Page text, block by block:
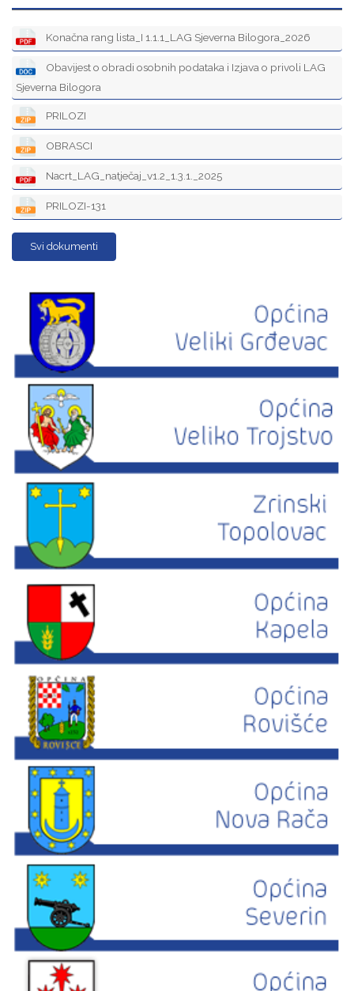
Konačna rang lista_I 1.1.1_LAG Sjeverna Bilogora_2026
Obavijest o obradi osobnih podataka i Izjava o privoli LAG
Sjeverna Bilogora
PRILOZI
OBRASCI
Nacrt_LAG_natječaj_v1.2_1.3.1._2025
PRILOZI-131
Svi dokumenti